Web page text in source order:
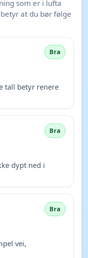
som er i lufta
at du bør følge
Bra
tall betyr renere
Bra
dypt ned i
Bra
vei,